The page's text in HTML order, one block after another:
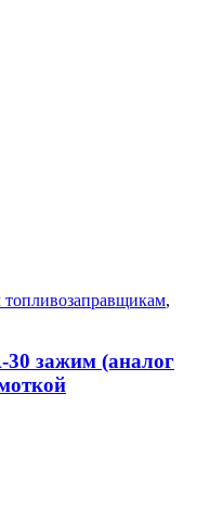
,
30 зажим (аналог